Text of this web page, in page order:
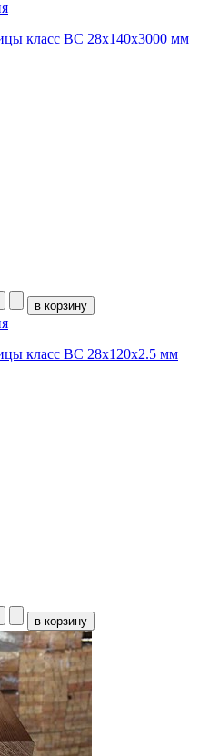
класс ВC 28x140x3000 мм
класс ВC 28x120x2.5 мм